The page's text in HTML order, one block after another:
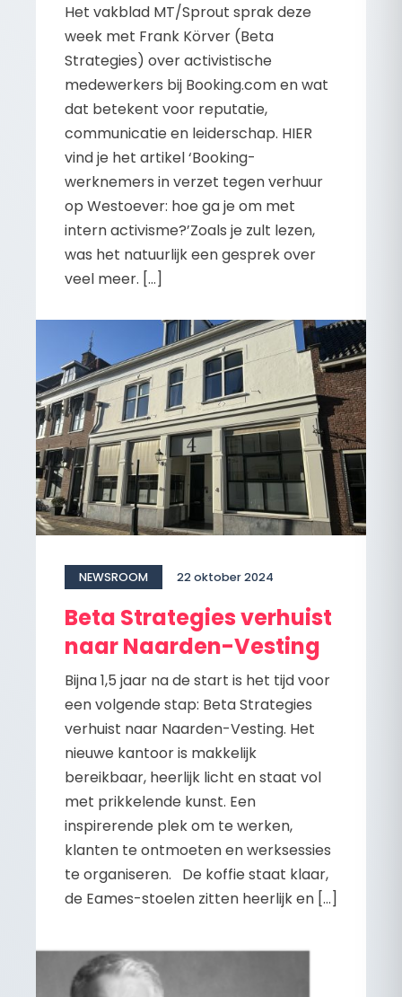
Het vakblad MT/Sprout sprak deze
week met Frank Körver (Beta
Strategies) over activistische
medewerkers bij Booking.com en wat
dat betekent voor reputatie,
communicatie en leiderschap. HIER
vind je het artikel ‘Booking-
werknemers in verzet tegen verhuur
op Westoever: hoe ga je om met
intern activisme?’Zoals je zult lezen,
was het natuurlijk een gesprek over
veel meer. […]
NEWSROOM 22 oktober 2024
Beta Strategies verhuist
naar Naarden-Vesting
Bijna 1,5 jaar na de start is het tijd voor
een volgende stap: Beta Strategies
verhuist naar Naarden-Vesting. Het
nieuwe kantoor is makkelijk
bereikbaar, heerlijk licht en staat vol
met prikkelende kunst. Een
inspirerende plek om te werken,
klanten te ontmoeten en werksessies
te organiseren. De koffie staat klaar,
de Eames-stoelen zitten heerlijk en […]